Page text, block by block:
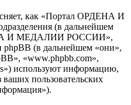
как «Портал ОРДЕНА И
(в дальнейшем
И МЕДАЛИИ РОССИИ»,
phpBB (в дальнейшем «они»,
«www.phpbb.com»,
используют информацию,
пользовательских